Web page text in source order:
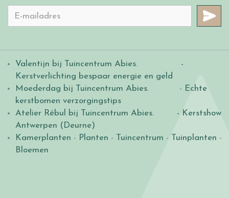
Valentijn bij Tuincentrum Abies.
-
Kerstverlichting bespaar energie en geld
Moederdag bij Tuincentrum Abies. - Echte
kerstbomen verzorgingstips
Atelier Rébul bij Tuincentrum Abies.
- Kerstshow
Antwerpen (Deurne)
Kamerplanten - Planten - Tuincentrum - Tuinplanten -
Bloemen